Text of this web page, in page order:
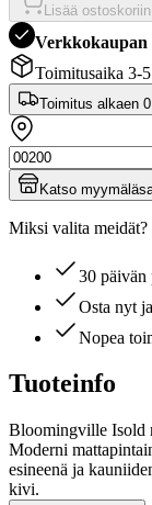
Lisää ostoskoriin
Verkkokaupan
Toimitusaika 3-
Toimitus alkaen
Katso
Miksi valita meidät?
30 päivän
Osta nyt
Nopea
Tuoteinfo
Bloomingville Isold
Moderni
esineenä ja
kivi.